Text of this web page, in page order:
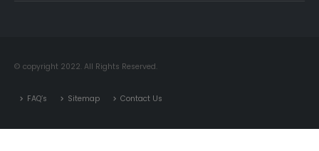
© copyright 2022. All Rights Reserved.
FAQ’s Sitemap Contact Us